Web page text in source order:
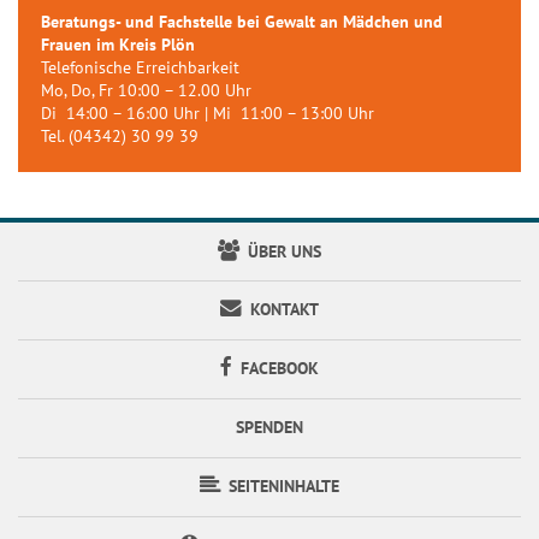
Beratungs- und Fachstelle bei Gewalt an Mädchen und
Frauen im Kreis Plön
Telefonische Erreichbarkeit
Mo, Do, Fr 10:00 – 12.00 Uhr
Di 14:00 – 16:00 Uhr | Mi 11:00 – 13:00 Uhr
Tel. (04342) 30 99 39
ÜBER UNS
KONTAKT
FACEBOOK
SPENDEN
SEITENINHALTE